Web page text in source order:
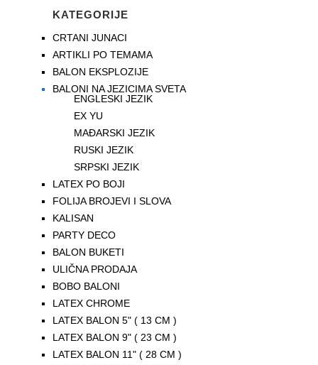
KATEGORIJE
CRTANI JUNACI
ARTIKLI PO TEMAMA
BALON EKSPLOZIJE
BALONI NA JEZICIMA SVETA
ENGLESKI JEZIK
EX YU
MAĐARSKI JEZIK
RUSKI JEZIK
SRPSKI JEZIK
LATEX PO BOJI
FOLIJA BROJEVI I SLOVA
KALISAN
PARTY DECO
BALON BUKETI
ULIČNA PRODAJA
BOBO BALONI
LATEX CHROME
LATEX BALON 5" ( 13 CM )
LATEX BALON 9" ( 23 CM )
LATEX BALON 11" ( 28 CM )